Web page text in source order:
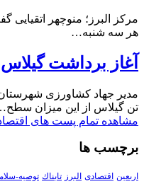
مرکز البرز؛ منوچهر
هر سه شنبه…
آغاز برداشت
تن گیلاس از این میزان
مشاهده تمام پست های
برچسب ها
اربعین اقتصادی البرز تابناك توصیه-